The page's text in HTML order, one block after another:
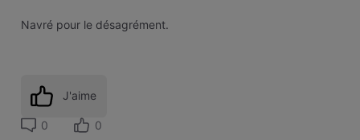
Navré pour le désagrément.
J'aime
0 0